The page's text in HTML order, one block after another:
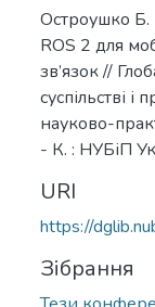
Остроушко
ROS 2 для
зв’язок //
суспільстві
науково-
- К. : НУБіП
URI
https://
Зібрання